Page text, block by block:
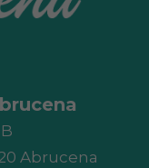
Abrucena